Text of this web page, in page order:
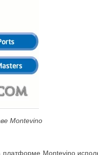
Montevino
Montevino